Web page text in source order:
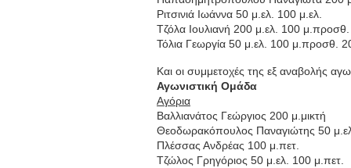
Ριτσινιά Ιωάννα 50 μ.ελ. 100 μ.ελ.
Τζόλα Ιουλιανή 200 μ.ελ. 100
Τόλια Γεωργία 50 μ.ελ. 100 μ.προσθ.
Και οι συμμετοχές της εξ αναβολής
Αγωνιστική Ομάδα
Αγόρια
Βαλλιανάτος Γεώργιος 200 μ.μικτή
Θεοδωρακόπουλος Παναγιώτης 50
Πλέσσας Ανδρέας 100 μ.πετ.
Τζώλος Γρηγόριος 50 μ.ελ. 100 μ.πετ.